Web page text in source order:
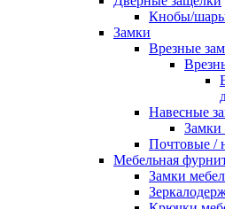
Кнобы/
Замки
Врезные
Навесные
Замки
Почтовые /
Мебельная
Замки